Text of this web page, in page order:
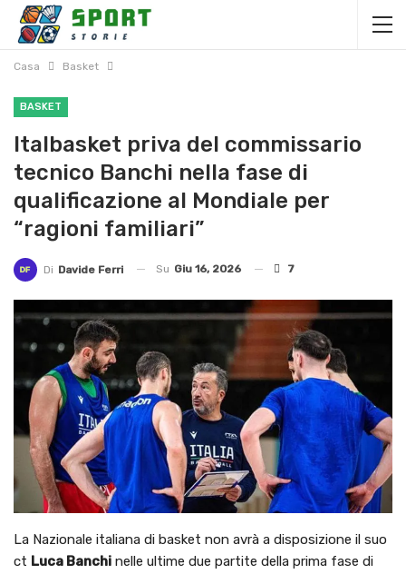
Casa Basket
BASKET
Italbasket priva del commissario
tecnico Banchi nella fase di
qualificazione al Mondiale per
“ragioni familiari”
Di Davide Ferri Su Giu 16, 2026 7
La Nazionale italiana di basket non avrà a disposizione il suo
ct Luca Banchi nelle ultime due partite della prima fase di